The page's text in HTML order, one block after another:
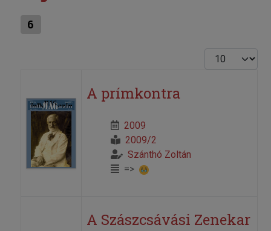
6
Tételek #
A prímkontra
2009
2009/2
Szánthó Zoltán
=>
A Szászcsávási Zenekar